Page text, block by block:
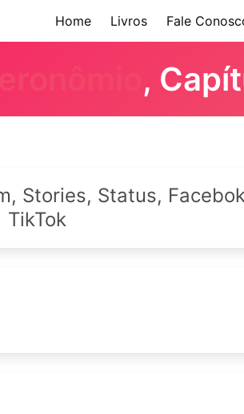
Home Livros Fale
,
Stories, Status,
TikTok